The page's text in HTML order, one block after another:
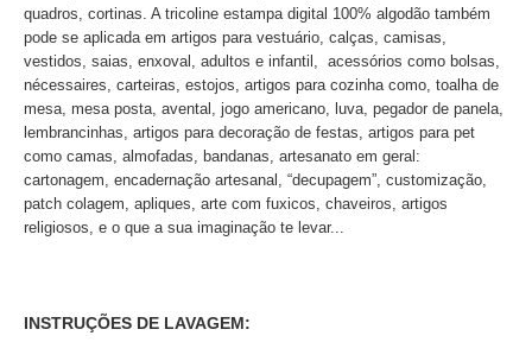
quadros, cortinas. A tricoline estampa digital 100% algodão também
pode se aplicada em artigos para vestuário, calças, camisas,
vestidos, saias, enxoval, adultos e infantil, acessórios como bolsas,
nécessaires, carteiras, estojos, artigos para cozinha como, toalha de
mesa, mesa posta, avental, jogo americano, luva, pegador de panela,
lembrancinhas, artigos para decoração de festas, artigos para pet
como camas, almofadas, bandanas, artesanato em geral:
cartonagem, encadernação artesanal, “decupagem”, customização,
patch colagem, apliques, arte com fuxicos, chaveiros, artigos
religiosos, e o que a sua imaginação te levar...
INSTRUÇÕES DE LAVAGEM: